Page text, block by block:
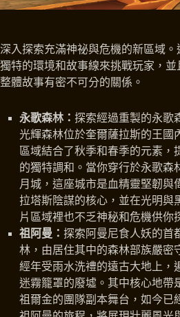
深入探索充滿神祕與危機的新區域
獨特的環境和故事線來挑戰玩家，
整體故事有密不可分的關係。
永歌森林： 探索經過重製的永歌
光輝森林位於奎爾薩拉斯的王國
區域結合了秋季和春季的元素，
的獨特調和。當你穿行於永歌森
月城，這座城市是血精靈堅韌與
拉塔斯陰謀的核心，並在光明與
片區域裡也不乏神秘和危機供你
祖阿曼： 探索阿曼尼食人妖的首
林，由居住其中的森林部族嚴密
經年受雨水洗禮的遠古大地上，
迷霧籠罩的廢墟。其中核心地帶
祖爾金的團隊副本舞台，如今已